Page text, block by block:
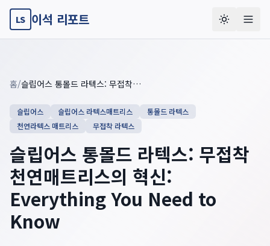
LS 이석 리포트
홈/ 슬립어스 통몰드 라텍스: 무접착 천연매트리스의 혁신: Everything You Need to Know
슬립어스 슬립어스 라텍스매트리스
통몰드 라텍스
천연라텍스 매트리스
무접착 라텍스
슬립어스 통몰드 라텍스: 무접착
천연매트리스의 혁신:
Everything You Need to
Know